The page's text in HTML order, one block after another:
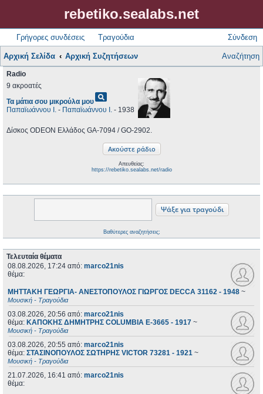
rebetiko.sealabs.net
Γρήγορες συνδέσεις Τραγούδια Σύνδεση
Αρχική Σελίδα Αρχική Συζητήσεων Αναζήτηση
Radio
9 ακροατές
Τα μάτια σου μικρούλα μουpageview
Παπαϊωάννου Ι. - Παπαϊωάννου Ι. - 1938
Δίσκος ODEON Ελλάδος GA-7094 / GO-2902.
Απευθείας:
https://rebetiko.sealabs.net/radio
Βαθύτερες αναζητήσεις;
Τελευταία θέματα
08.08.2026, 17:24 από: marco21nis
θέμα:
ΜΗΤΤΑΚΗ ΓΕΩΡΓΙΑ- ΑΝΕΣΤΟΠΟΥΛΟΣ ΓΙΩΡΓΟΣ DECCA 31162 - 1948 ~
Μουσική - Τραγούδια
03.08.2026, 20:56 από: marco21nis
θέμα: ΚΑΠΟΚΗΣ ΔΗΜΗΤΡΗΣ COLUMBIA E-3665 - 1917 ~
Μουσική - Τραγούδια
03.08.2026, 20:55 από: marco21nis
θέμα: ΣΤΑΣΙΝΟΠΟΥΛΟΣ ΣΩΤΗΡΗΣ VICTOR 73281 - 1921 ~
Μουσική - Τραγούδια
21.07.2026, 16:41 από: marco21nis
θέμα: